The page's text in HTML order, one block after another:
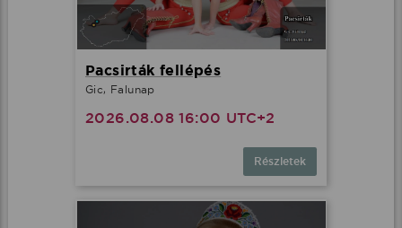
Pacsirták fellépés
Gic, Falunap
2026.08.08 16:00 UTC+2
Részletek